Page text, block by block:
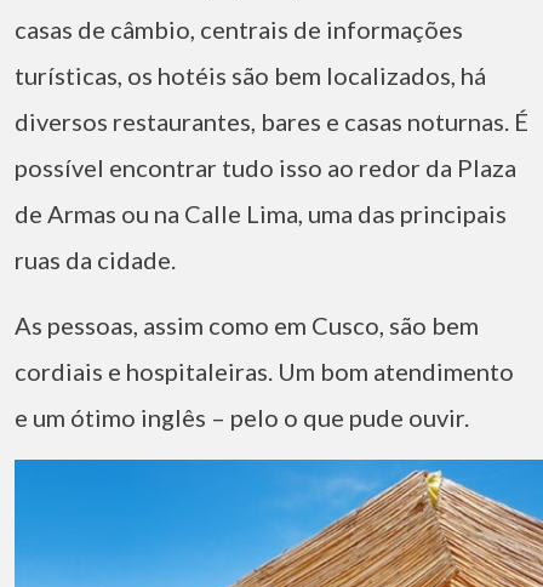
casas de câmbio, centrais de informações
turísticas, os hotéis são bem localizados, há
diversos restaurantes, bares e casas noturnas. É
possível encontrar tudo isso ao redor da Plaza
de Armas ou na Calle Lima, uma das principais
ruas da cidade.
As pessoas, assim como em Cusco, são bem
cordiais e hospitaleiras. Um bom atendimento
e um ótimo inglês – pelo o que pude ouvir.